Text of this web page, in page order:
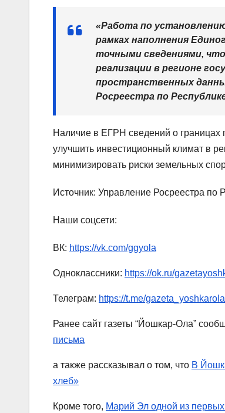
«Работа по
рамках наполнения
точными сведениями,
реализации в регионе
пространственных
Росреестра по
Наличие в ЕГРН сведений о границах
улучшить инвестиционный климат в
минимизировать риски земельных
Источник: Управление Росреестра по
Наши соцсети:
ВК: https://vk.com/ggyola
Одноклассники: https://ok.ru/
Телеграм: https://t.me/gazeta_yoshkarola
Ранее сайт газеты “Йошкар-Ола”
письма
а также рассказывал о том, что В
хлеб»
Кроме того, Марий Эл одной из